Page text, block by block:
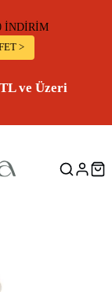
Net %30
KEŞFET >
ve Üzeri